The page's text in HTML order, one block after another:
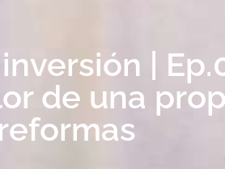
|
de una
reformas